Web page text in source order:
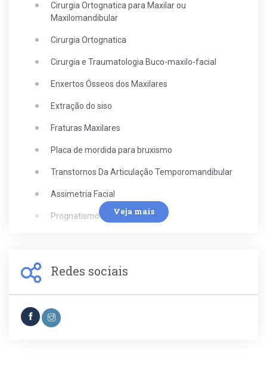
Cirurgia Ortognatica para Maxilar ou
Maxilomandibular
Cirurgia Ortognatica
Cirurgia e Traumatologia Buco-maxilo-facial
Enxertos Ósseos dos Maxilares
Extração do siso
Fraturas Maxilares
Placa de mordida para bruxismo
Transtornos Da Articulação Temporomandibular
Assimetria Facial
Prognatismo Veja mais
Redes sociais